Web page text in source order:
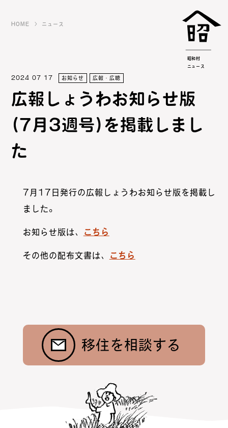
昭和村
ニュース
トップ
昭和村紹介
お隣さんの話
村暮らし・お手続き
ニュース
お問合わせ
HOME ニュース
2024 07 17 お知らせ 広報・広聴
広報しょうわお知らせ版
(7月3週号)を掲載しまし
た
7月17日発行の広報しょうわお知らせ版を掲載し
ました。
お知らせ版は、 こちら
その他の配布文書は、 こちら
移住を相談する